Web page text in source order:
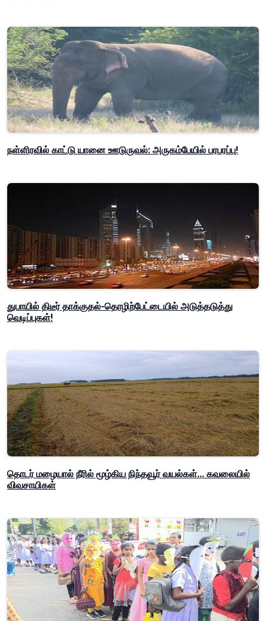
நள்ளிரவில் காட்டு யானை ஊடுருவல்: அருகம்பேயில் பரபரப்பு!
துபாயில் திடீர் தாக்குதல்-தொழிற்பேட்டையில் அடுத்தடுத்து
வெடிப்புகள்!
தொடர் மழையால் நீரில் மூழ்கிய நிந்தவூர் வயல்கள்... கவலையில்
விவசாயிகள்